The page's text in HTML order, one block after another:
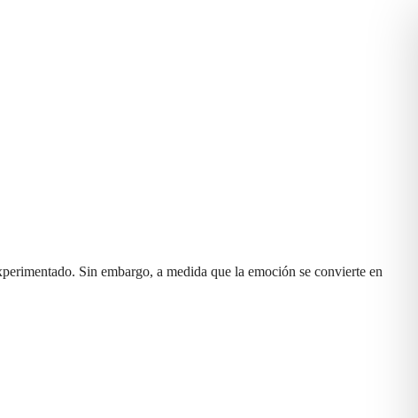
Sin embargo, a medida que la emoción se convierte en